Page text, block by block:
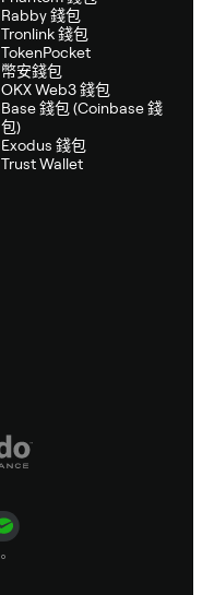
Rabby 錢包
Tronlink 錢包
TokenPocket
幣安錢包
OKX Web3 錢包
Base 錢包 (Coinbase 錢
包)
Exodus 錢包
Trust Wallet